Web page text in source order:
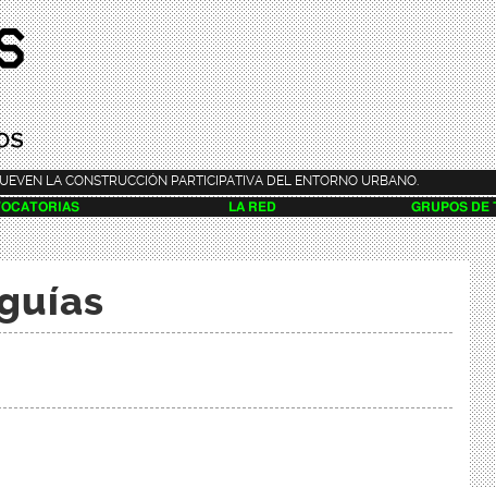
Pasar al
contenido
principal
LA CONSTRUCCIÓN PARTICIPATIVA DEL ENTORNO URBANO.
LA RED GRUPOS DE